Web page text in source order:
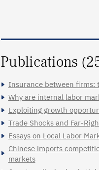
Publications
Insurance between firms:
Why are internal labor
Exploiting growth
Trade Shocks and Far-
Essays on Local Labor
Chinese imports
markets